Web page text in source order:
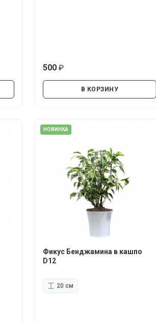
500
В КОРЗИНУ
НОВИНКА
Фикус Бенджамина в кашпо
D12
20 см